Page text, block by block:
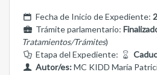
Fecha de Inicio de Expediente:
Trámite parlamentario:
Tratamientos/Trámites)
Etapa del Expediente:
Autor/es:MC KIDD María